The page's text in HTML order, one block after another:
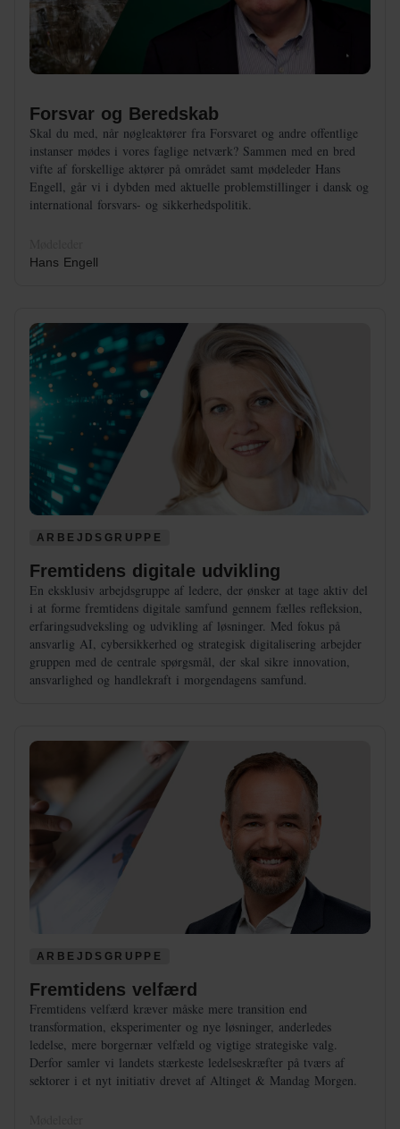
Forsvar og Beredskab
Skal du med, når nøgleaktører fra Forsvaret og andre offentlige
instanser mødes i vores faglige netværk? Sammen med en bred
vifte af forskellige aktører på området samt mødeleder Hans
Engell, går vi i dybden med aktuelle problemstillinger i dansk og
international forsvars- og sikkerhedspolitik.
Hans Engell
ARBEJDSGRUPPE
Fremtidens digitale udvikling
En eksklusiv arbejdsgruppe af ledere, der ønsker at tage aktiv del
i at forme fremtidens digitale samfund gennem fælles refleksion,
erfaringsudveksling og udvikling af løsninger. Med fokus på
ansvarlig AI, cybersikkerhed og strategisk digitalisering arbejder
gruppen med de centrale spørgsmål, der skal sikre innovation,
ansvarlighed og handlekraft i morgendagens samfund.
ARBEJDSGRUPPE
Fremtidens velfærd
Fremtidens velfærd kræver måske mere transition end
transformation, eksperimenter og nye løsninger, anderledes
ledelse, mere borgernær velfæld og vigtige strategiske valg.
Derfor samler vi landets stærkeste ledelseskræfter på tværs af
sektorer i et nyt initiativ drevet af Altinget & Mandag Morgen.